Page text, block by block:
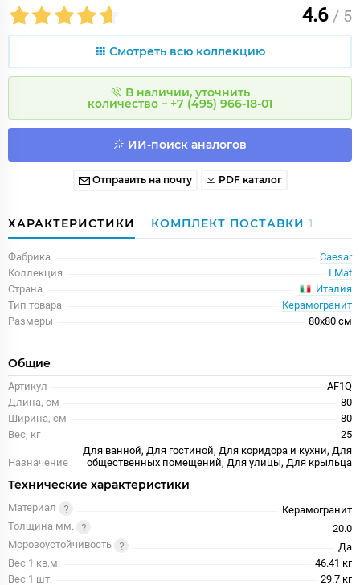
4.6 / 5
Смотреть всю коллекцию
В наличии, уточнить
количество – +7 (495) 966-18-01
ИИ-поиск аналогов
Отправить на почту PDF каталог
ХАРАКТЕРИСТИКИ КОМПЛЕКТ ПОСТАВКИ 1
Фабрика
Caesar
Коллекция
I Mat
Страна
Италия
Тип товара
Керамогранит
Размеры
80x80 см
Общие
Артикул
AF1Q
Длина, см
80
Ширина, см
80
Вес, кг
25
Назначение
Для ванной, Для гостиной, Для коридора и кухни, Для
общественных помещений, Для улицы, Для крыльца
Технические характеристики
Материал
Керамогранит
Толщина мм.
20.0
Морозоустойчивость
Да
Вес 1 кв.м.
46.41 кг
Вес 1 шт.
29.7 кг